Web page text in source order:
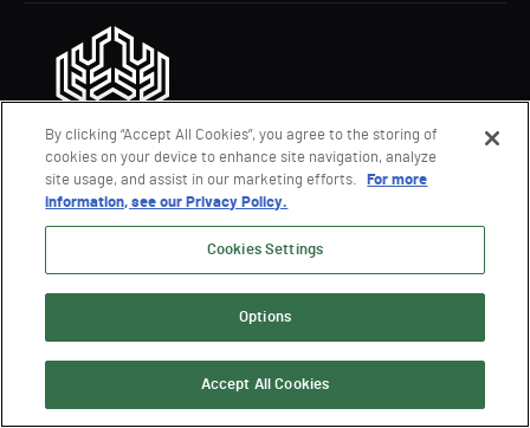
Découverte des chemins d'attaque du Tier 0
By clicking “Accept All Cookies”, you agree to the storing of
cookies on your device to enhance site navigation, analyze
site usage, and assist in our marketing efforts.
For more
information, see our Privacy Policy.
Cookies Settings
Options
Accept All Cookies